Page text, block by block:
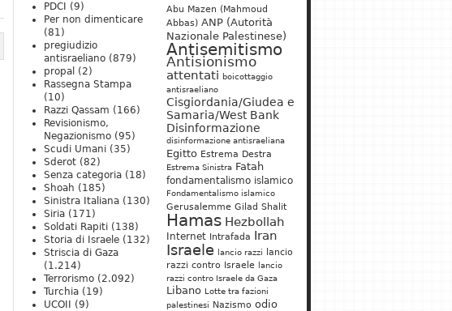
Abu Mazen (Mahmoud
Abbas) ANP (Autorità
Nazionale Palestinese)
Antisemitismo
Antisionismo
attentati boicottaggio
antisraeliano
Cisgiordania/Giudea e
Samaria/West Bank
Disinformazione
disinformazione antisraeliana
Egitto Estrema Destra
Estrema Sinistra Fatah
fondamentalismo islamico
Fondamentalismo islamico
Gerusalemme Gilad Shalit
Hamas Hezbollah
Internet Intrafada Iran
Israele lancio razzi
lancio
razzi contro Israele lancio
razzi contro Israele da Gaza
Libano Lotte tra fazioni
palestinesi Nazismo odio
PDCI
(9)
Per non dimenticare
(81)
pregiudizio
antisraeliano (879)
propal (2)
Rassegna Stampa
(10)
Razzi Qassam (166)
Revisionismo,
Negazionismo (95)
Scudi Umani (35)
Sderot (82)
Senza categoria (18)
Shoah (185)
Sinistra Italiana (130)
Siria (171)
Soldati Rapiti (138)
Storia di Israele (132)
Striscia di Gaza
(1.214)
Terrorismo (2.092)
Turchia (19)
UCOII
(9)